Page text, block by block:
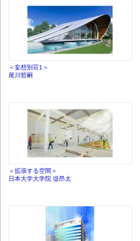
＜妄想別荘1＞
尾川哲嗣
＜拡張する空間＞
日本大学大学院 堤昂太